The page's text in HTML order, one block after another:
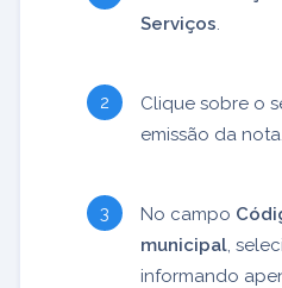
Serviços
Clique sobre o
emissão da nota.
No campo
municipal ,
informando